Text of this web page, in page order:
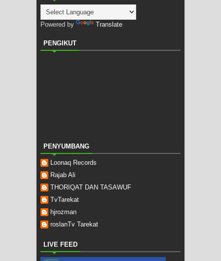
Powered by Translate
PENGIKUT
PENYUMBANG
Loonaq Records
Rajab Ali
THORIQAT DAN TASAWUF
TvTarekat
hjrozman
roslanTv Tarekat
LIVE FEED